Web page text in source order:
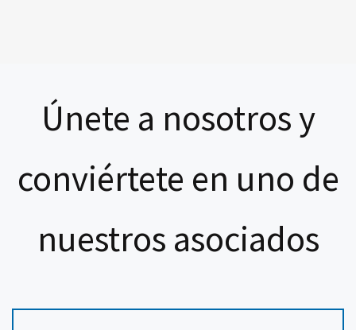
Únete a nosotros y
conviértete en uno de
nuestros asociados